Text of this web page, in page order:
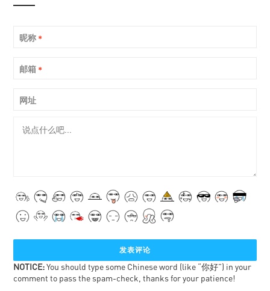
昵称 *
邮箱 *
网址
NOTICE:You should type some Chinese word (like “你好”) in your
comment to pass the spam-check, thanks for your patience!